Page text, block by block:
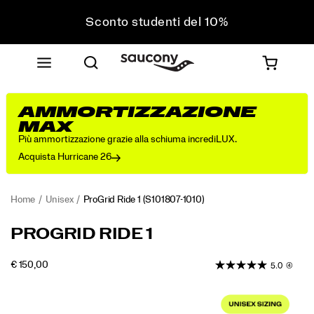
Sconto studenti del 10%
acquisto
Spedizione gratuita sugli ordini superiori a 75 €
Resi gratuiti su tutti gli ordini
Sconto studenti del 10%
AMMORTIZZAZIONE
MAX
Più ammortizzazione grazie alla schiuma incrediLUX.
Acquista Hurricane 26
Home Unisex ProGrid Ride 1 (S101807-1010)
<p>Originally
2008
https://www.saucony.com/IT/it_IT/progrid-
PROGRID RIDE 1
€ 150,00OUTOFSTOCK 5.0 (4)